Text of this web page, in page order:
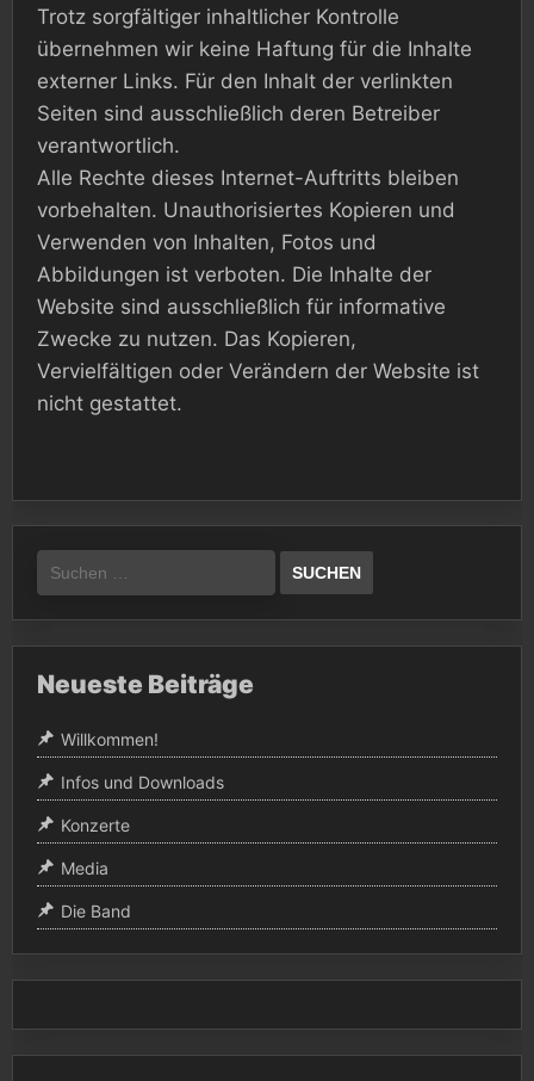
Trotz sorgfältiger inhaltlicher Kontrolle
übernehmen wir keine Haftung für die Inhalte
externer Links. Für den Inhalt der verlinkten
Seiten sind ausschließlich deren Betreiber
verantwortlich.
Alle Rechte dieses Internet-Auftritts bleiben
vorbehalten. Unauthorisiertes Kopieren und
Verwenden von Inhalten, Fotos und
Abbildungen ist verboten. Die Inhalte der
Website sind ausschließlich für informative
Zwecke zu nutzen. Das Kopieren,
Vervielfältigen oder Verändern der Website ist
nicht gestattet.
Suchen
nach:
Neueste Beiträge
Willkommen!
Infos und Downloads
Konzerte
Media
Die Band